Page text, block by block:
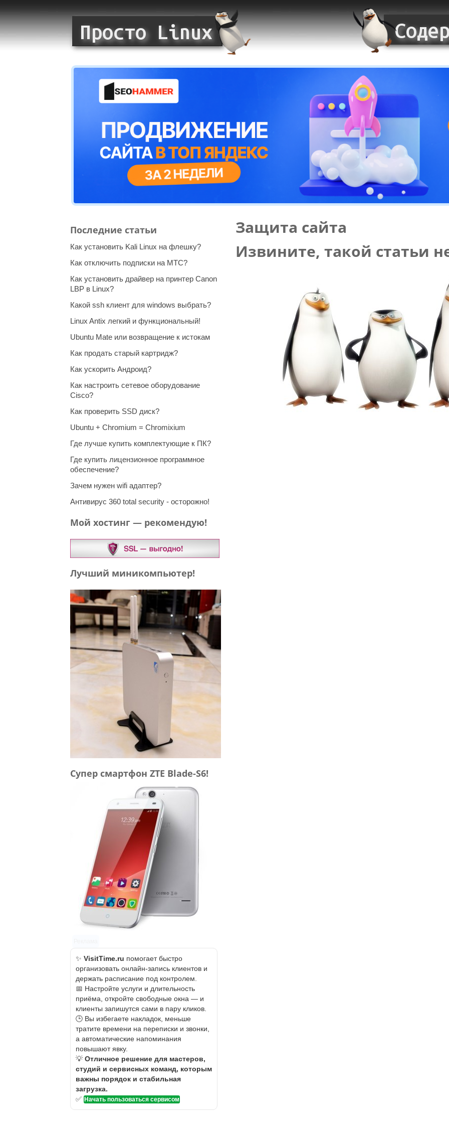
Защита сайта
Извините, такой статьи
Последние статьи
Как установить Kali Linux на флешку?
Как отключить подписки на МТС?
Как установить драйвер на принтер Canon
LBP в Linux?
Какой ssh клиент для windows выбрать?
Linux Antix легкий и функциональный!
Ubuntu Mate или возвращение к истокам
Как продать старый картридж?
Как ускорить Андроид?
Как настроить сетевое оборудование
Cisco?
Как проверить SSD диск?
Ubuntu + Chromium = Chromixium
Где лучше купить комплектующие к ПК?
Где купить лицензионное программное
обеспечение?
Зачем нужен wifi адаптер?
Антивирус 360 total security - осторожно!
Мой хостинг — рекомендую!
Лучший миникомпьютер!
Супер смартфон ZTE Blade-S6!
✨ VisitTime.ru помогает быстро
организовать онлайн-запись клиентов и
держать расписание под контролем.
📅 Настройте услуги и длительность
приёма, откройте свободные окна — и
клиенты запишутся сами в пару кликов.
🕒 Вы избегаете накладок, меньше
тратите времени на переписки и звонки,
а автоматические напоминания
повышают явку.
💡 Отличное решение для мастеров,
студий и сервисных команд, которым
важны порядок и стабильная
загрузка.
✅ Начать пользоваться сервисом